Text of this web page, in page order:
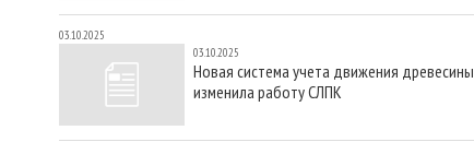
03.10.2025
03.10.2025
Новая система учета движения древесины
изменила работу СЛПК